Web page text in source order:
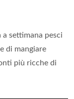
settimana pesci
di mangiare
più ricche di